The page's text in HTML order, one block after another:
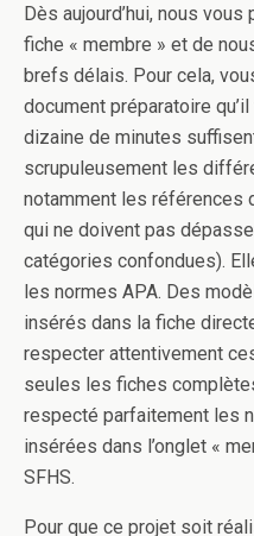
Dès aujourd’hui, nous
fiche « membre » et de
brefs délais. Pour cela,
document préparatoire
dizaine de minutes
scrupuleusement les
notamment les références
qui ne doivent pas
catégories confondues).
les normes APA. Des
insérés dans la fiche
respecter attentivement
seules les fiches
respecté parfaitement les
insérées dans l’onglet «
SFHS.
Pour que ce projet soit